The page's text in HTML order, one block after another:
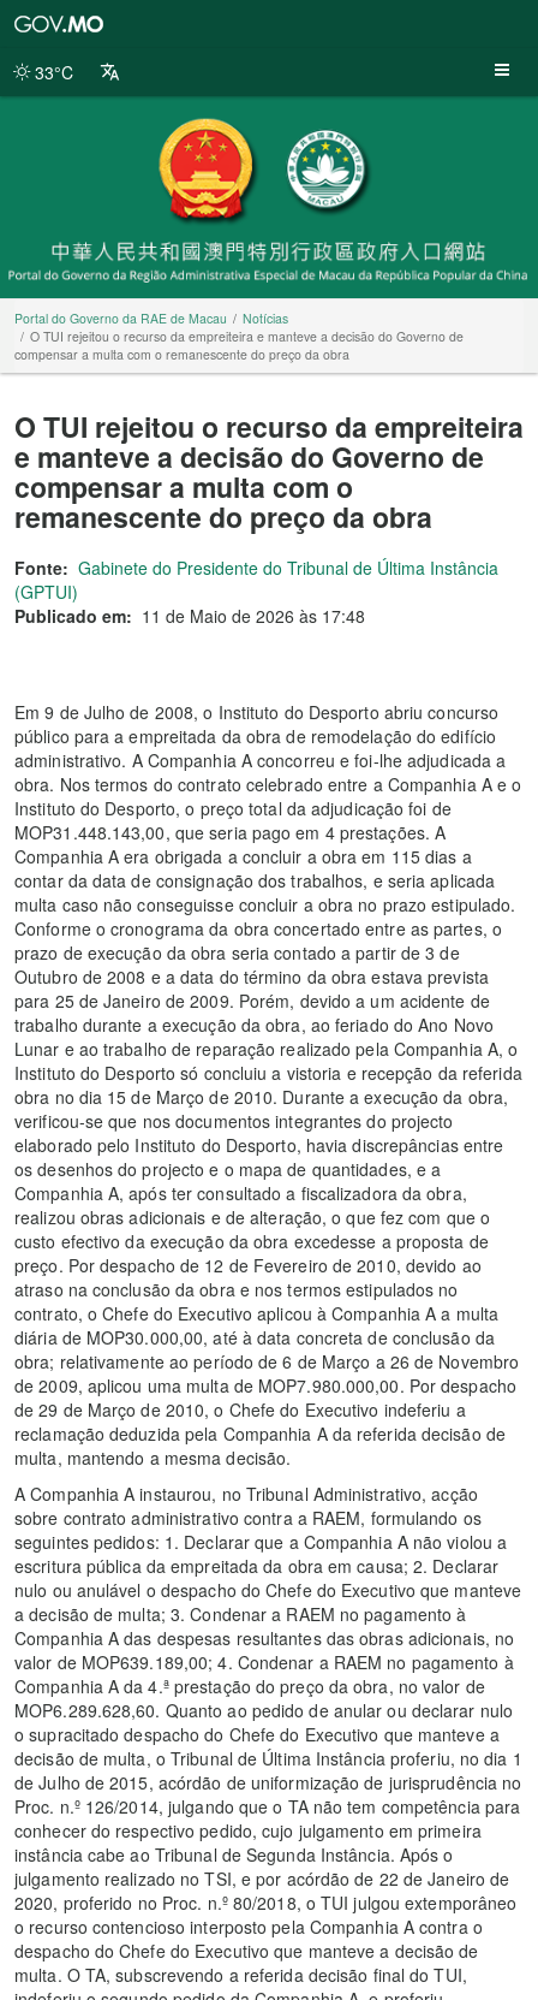
da
33°C
Portal do Governo da RAE de Macau
Notícias
O TUI rejeitou o recurso da empreiteira e manteve a decisão do Governo de
compensar a multa com o remanescente do preço da obra
O TUI rejeitou o recurso da empreiteira
e manteve a decisão do Governo de
compensar a multa com o
remanescente do preço da obra
Fonte: Gabinete do Presidente do Tribunal de Última Instância
(GPTUI)
Publicado em: 11 de Maio de 2026 às 17:48
Em 9 de Julho de 2008, o Instituto do Desporto abriu concurso
público para a empreitada da obra de remodelação do edifício
administrativo. A Companhia A concorreu e foi-lhe adjudicada a
obra. Nos termos do contrato celebrado entre a Companhia A e o
Instituto do Desporto, o preço total da adjudicação foi de
MOP31.448.143,00, que seria pago em 4 prestações. A
Companhia A era obrigada a concluir a obra em 115 dias a
contar da data de consignação dos trabalhos, e seria aplicada
multa caso não conseguisse concluir a obra no prazo estipulado.
Conforme o cronograma da obra concertado entre as partes, o
prazo de execução da obra seria contado a partir de 3 de
Outubro de 2008 e a data do término da obra estava prevista
para 25 de Janeiro de 2009. Porém, devido a um acidente de
trabalho durante a execução da obra, ao feriado do Ano Novo
Lunar e ao trabalho de reparação realizado pela Companhia A, o
Instituto do Desporto só concluiu a vistoria e recepção da referida
obra no dia 15 de Março de 2010. Durante a execução da obra,
verificou-se que nos documentos integrantes do projecto
elaborado pelo Instituto do Desporto, havia discrepâncias entre
os desenhos do projecto e o mapa de quantidades, e a
Companhia A, após ter consultado a fiscalizadora da obra,
realizou obras adicionais e de alteração, o que fez com que o
custo efectivo da execução da obra excedesse a proposta de
preço. Por despacho de 12 de Fevereiro de 2010, devido ao
atraso na conclusão da obra e nos termos estipulados no
contrato, o Chefe do Executivo aplicou à Companhia A a multa
diária de MOP30.000,00, até à data concreta de conclusão da
obra; relativamente ao período de 6 de Março a 26 de Novembro
de 2009, aplicou uma multa de MOP7.980.000,00. Por despacho
de 29 de Março de 2010, o Chefe do Executivo indeferiu a
reclamação deduzida pela Companhia A da referida decisão de
multa, mantendo a mesma decisão.
A Companhia A instaurou, no Tribunal Administrativo, acção
sobre contrato administrativo contra a RAEM, formulando os
seguintes pedidos: 1. Declarar que a Companhia A não violou a
escritura pública da empreitada da obra em causa; 2. Declarar
nulo ou anulável o despacho do Chefe do Executivo que manteve
a decisão de multa; 3. Condenar a RAEM no pagamento à
Companhia A das despesas resultantes das obras adicionais, no
valor de MOP639.189,00; 4. Condenar a RAEM no pagamento à
Companhia A da 4.ª prestação do preço da obra, no valor de
MOP6.289.628,60. Quanto ao pedido de anular ou declarar nulo
o supracitado despacho do Chefe do Executivo que manteve a
decisão de multa, o Tribunal de Última Instância proferiu, no dia 1
de Julho de 2015, acórdão de uniformização de jurisprudência no
Proc. n.º 126/2014, julgando que o TA não tem competência para
conhecer do respectivo pedido, cujo julgamento em primeira
instância cabe ao Tribunal de Segunda Instância. Após o
julgamento realizado no TSI, e por acórdão de 22 de Janeiro de
2020, proferido no Proc. n.º 80/2018, o TUI julgou extemporâneo
o recurso contencioso interposto pela Companhia A contra o
despacho do Chefe do Executivo que manteve a decisão de
multa. O TA, subscrevendo a referida decisão final do TUI,